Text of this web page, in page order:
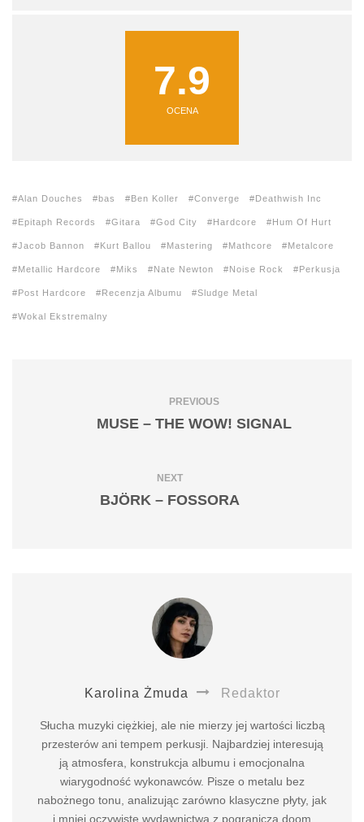
7.9
OCENA
Alan Douches bas Ben Koller Converge Deathwish Inc
Epitaph Records Gitara God City Hardcore Hum Of Hurt
Jacob Bannon Kurt Ballou Mastering Mathcore Metalcore
Metallic Hardcore Miks Nate Newton Noise Rock Perkusja
Post Hardcore Recenzja Albumu Sludge Metal
Wokal Ekstremalny
PREVIOUS
MUSE – THE WOW! SIGNAL
NEXT
BJÖRK – FOSSORA
Karolina Żmuda Redaktor
Słucha muzyki ciężkiej, ale nie mierzy jej wartości liczbą
przesterów ani tempem perkusji. Najbardziej interesują
ją atmosfera, konstrukcja albumu i emocjonalna
wiarygodność wykonawców. Pisze o metalu bez
nabożnego tonu, analizując zarówno klasyczne płyty, jak
i mniej oczywiste wydawnictwa z pogranicza doom